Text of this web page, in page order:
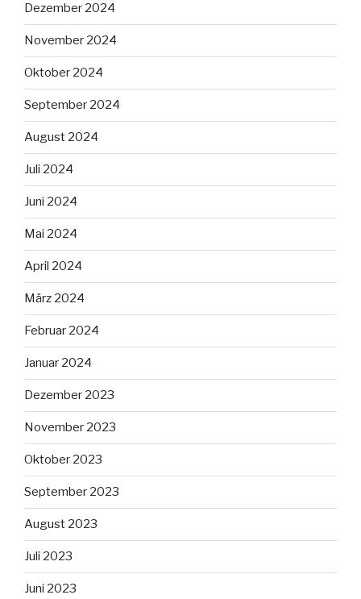
Dezember 2024
November 2024
Oktober 2024
September 2024
August 2024
Juli 2024
Juni 2024
Mai 2024
April 2024
März 2024
Februar 2024
Januar 2024
Dezember 2023
November 2023
Oktober 2023
September 2023
August 2023
Juli 2023
Juni 2023